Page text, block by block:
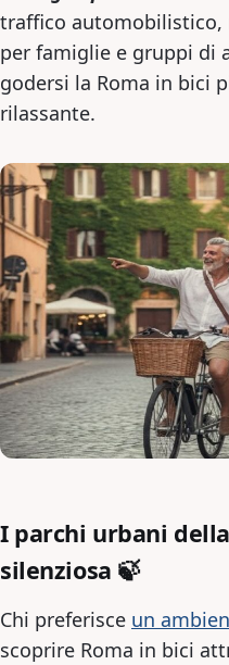
traffico automobilistico,
per famiglie e gruppi di
godersi la Roma in bici
rilassante.
I parchi urbani
silenziosa 🍃
Chi preferisce un
scoprire Roma in bici